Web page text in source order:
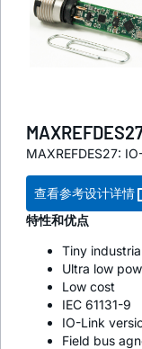
MAXREFDES27:
查看参考设计详情
特性和优点
Tiny
Ultra low
Low cost
IEC 61131-9
IO-Link
Field bus